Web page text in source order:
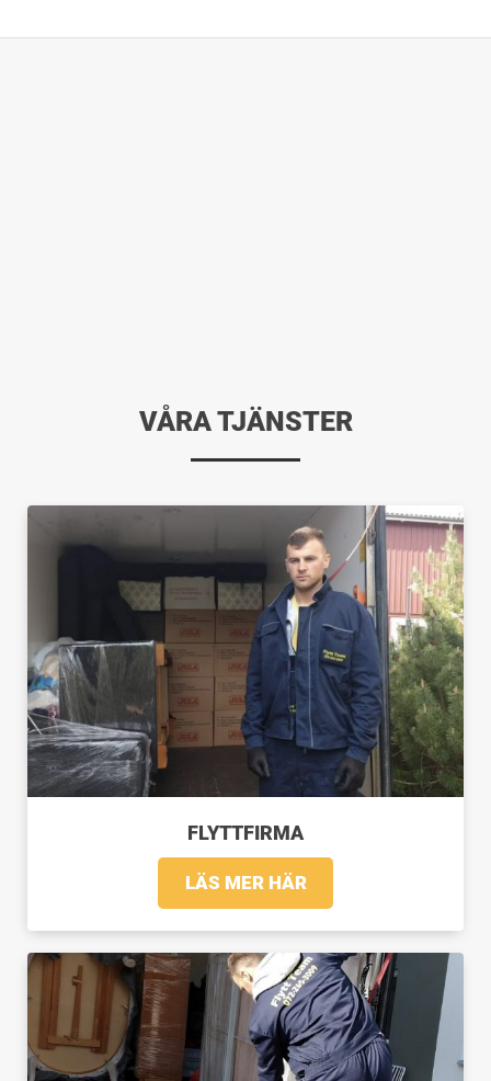
VÅRA TJÄNSTER
FLYTTFIRMA
LÄS MER HÄR